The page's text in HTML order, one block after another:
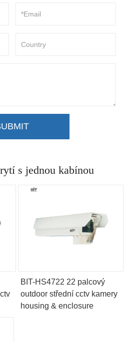
s jednou kabínou
BIT-HS4722 22 palcový
outdoor střední cctv kamery
housing & enclosure